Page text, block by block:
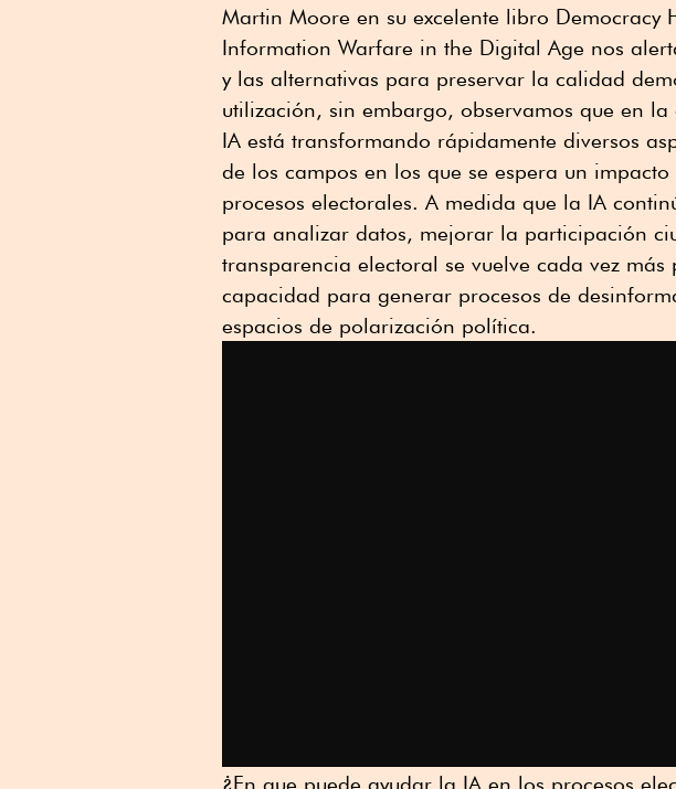
Martin Moore en su excelente libro Democracy
Information Warfare in the Digital Age nos
y las alternativas para preservar la calidad
utilización, sin embargo, observamos que en
IA está transformando rápidamente diversos
de los campos en los que se espera un
procesos electorales. A medida que la IA
para analizar datos, mejorar la participación
transparencia electoral se vuelve cada vez más
capacidad para generar procesos de
espacios de polarización política.
¿En que puede ayudar la IA en los procesos